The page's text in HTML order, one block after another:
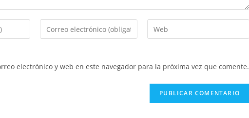
Introduce
tu
correo
Introduce
la
web
(opcional)
electrónico y web en este navegador para la próxima vez que comente.